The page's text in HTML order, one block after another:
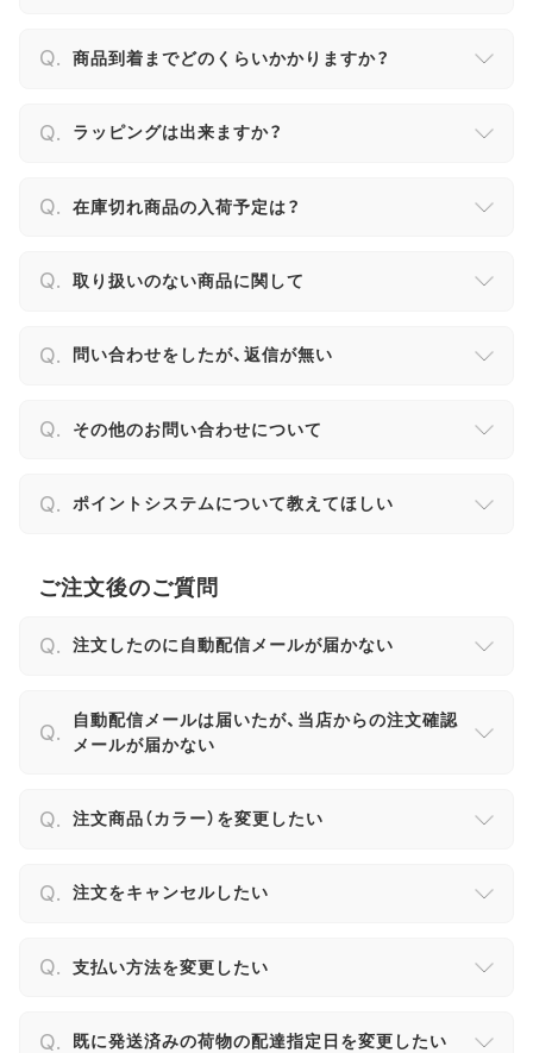
商品到着までどのくらいかかりますか？
ラッピングは出来ますか？
在庫切れ商品の入荷予定は？
取り扱いのない商品に関して
問い合わせをしたが、返信が無い
その他のお問い合わせについて
ポイントシステムについて教えてほしい
ご注文後のご質問
注文したのに自動配信メールが届かない
自動配信メールは届いたが、当店からの注文確認
メールが届かない
注文商品（カラー）を変更したい
注文をキャンセルしたい
支払い方法を変更したい
既に発送済みの荷物の配達指定日を変更したい